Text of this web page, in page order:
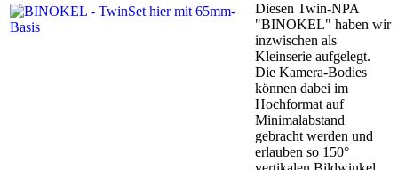
Diesen Twin-NPA
"BINOKEL" haben wir
inzwischen als
Kleinserie aufgelegt.
Die Kamera-Bodies
können dabei im
Hochformat auf
Minimalabstand
gebracht werden und
erlauben so 150°